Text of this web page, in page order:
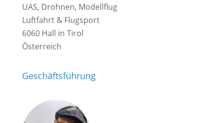
UAS, Drohnen, Modellflug
Luftfahrt & Flugsport
6060 Hall in Tirol
Österreich
Geschäftsführung